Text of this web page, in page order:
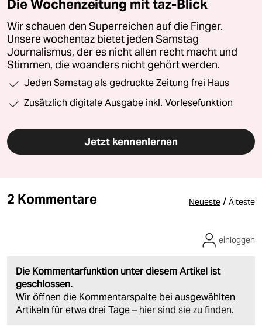
Die Wochenzeitung mit taz-Blick
Wir schauen den Superreichen auf die Finger.
Unsere wochentaz bietet jeden Samstag
Journalismus, der es nicht allen recht macht und
Stimmen, die woanders nicht gehört werden.
Jeden Samstag als gedruckte Zeitung frei Haus
Zusätzlich digitale Ausgabe inkl. Vorlesefunktion
Jetzt kennenlernen
2 Kommentare Neueste / Älteste
Die Kommentarfunktion unter diesem Artikel ist
geschlossen.
Wir öffnen die Kommentarspalte bei ausgewählten
Artikeln für etwa drei Tage – hier sind sie zu finden.
einloggen